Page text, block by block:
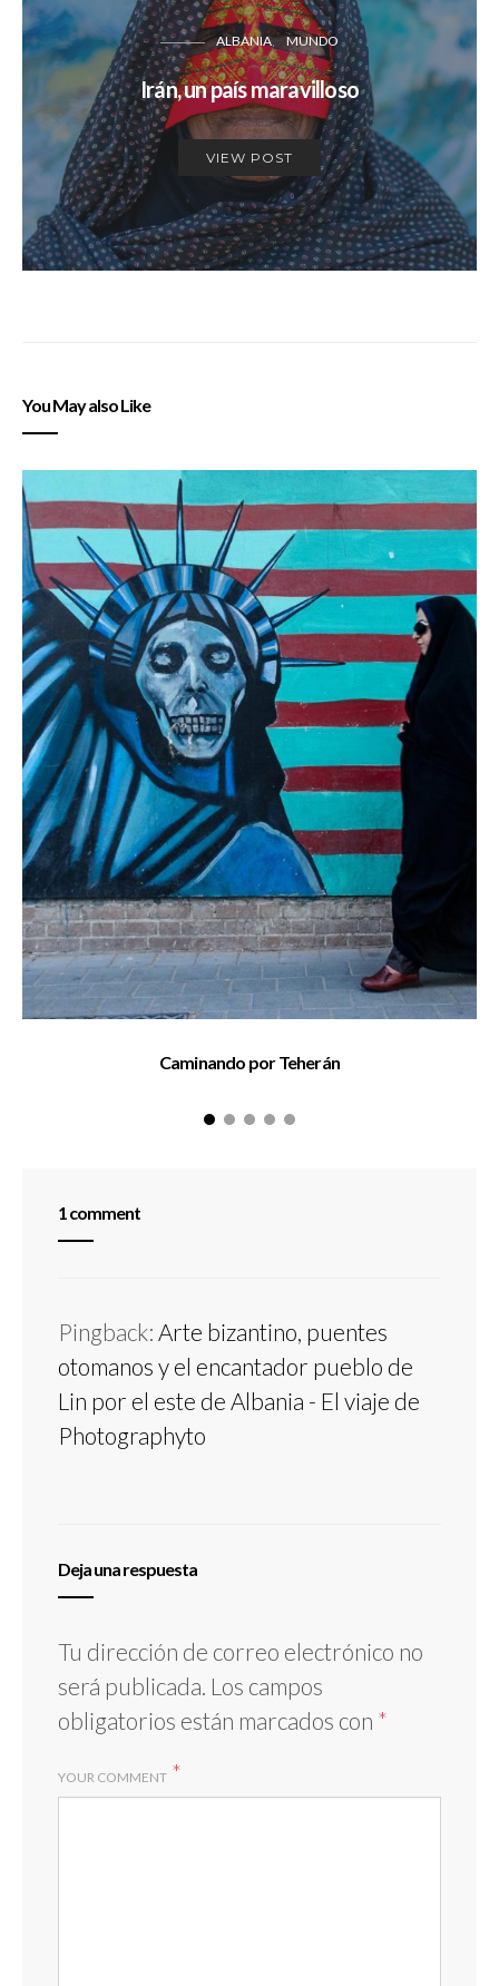
ALBANIA MUNDO
Irán, un país maravilloso
VIEW POST
You May also Like
Caminando por Teherán
1 comment
Pingback: Arte bizantino, puentes
otomanos y el encantador pueblo de
Lin por el este de Albania - El viaje de
Photographyto
Deja una respuesta
Tu dirección de correo electrónico no
será publicada. Los campos
obligatorios están marcados con *
YOUR COMMENT *